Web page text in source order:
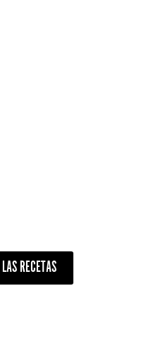
RECETAS